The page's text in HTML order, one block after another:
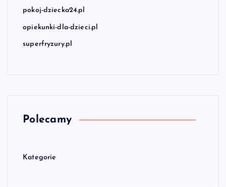
pokoj-dziecka24.pl
opiekunki-dla-dzieci.pl
superfryzury.pl
Polecamy
Kategorie